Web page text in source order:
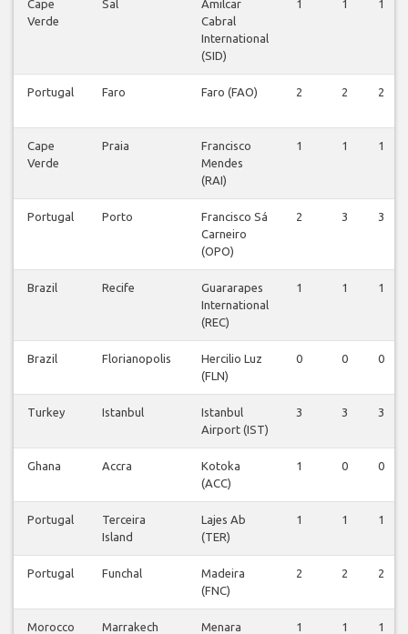
Cape
Verde
Sal
Amilcar
Cabral
International
(SID)
1 1 1
Portugal Faro Faro (FAO) 2 2 2
Cape
Verde
Praia
Francisco
Mendes
(RAI)
1 1 1
Portugal Porto
Francisco Sá
Carneiro
(OPO)
2 3 3
Brazil Recife
Guararapes
International
(REC)
1 1 1
Brazil Florianopolis
Hercilio Luz
(FLN)
0 0 0
Turkey Istanbul
Istanbul
Airport (IST)
3 3 3
Ghana Accra
Kotoka
(ACC)
1 0 0
Portugal
Terceira
Island
Lajes Ab
(TER)
1 1 1
Portugal Funchal
Madeira
(FNC)
2 2 2
Morocco Marrakech
Menara
1 1 1